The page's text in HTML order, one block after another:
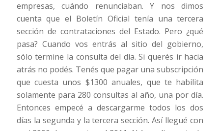
empresas, cuándo renunciaban. Y nos dimos
cuenta que el Boletín Oficial tenía una tercera
sección de contrataciones del Estado. Pero ¿qué
pasa? Cuando vos entrás al sitio del gobierno,
sólo termine la consulta del día. Si querés ir hacia
atrás no podés. Tenés que pagar una subscripción
que cuesta unos $1300 anuales, que te habilita
solamente para 280 consultas al año, una por día.
Entonces empecé a descargarme todos los dos
días la segunda y la tercera sección. Así llegué con